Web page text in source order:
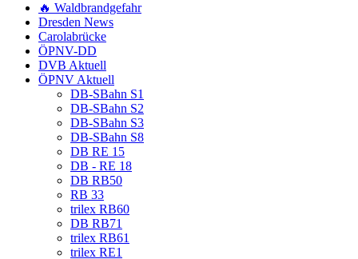
🔥 Waldbrandgefahr
Dresden News
Carolabrücke
ÖPNV-DD
DVB Aktuell
ÖPNV Aktuell
DB-SBahn S1
DB-SBahn S2
DB-SBahn S3
DB-SBahn S8
DB RE 15
DB - RE 18
DB RB50
RB 33
trilex RB60
DB RB71
trilex RB61
trilex RE1